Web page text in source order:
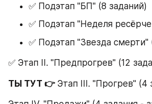
✅ Подэтап "БП" (8 заданий)
✅ Подэтап "Неделя
✅ Подэтап "Звезда смерти"
✅ Этап II. "Предпрогрев" (12
ТЫ ТУТ 👉 Этап III. "Прогрев" (4